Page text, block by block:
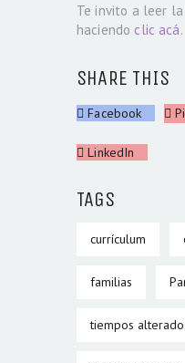
Te invito a leer
haciendo clic acá.
SHARE THIS
Facebook
LinkedIn
TAGS
currículum
familias
tiempos